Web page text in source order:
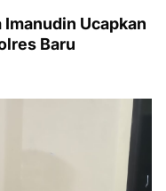
Ucapkan
Baru